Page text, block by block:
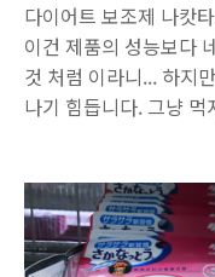
다이어트 보조제 나캇
이건 제품의 성능보다
것 처럼 이라니... 하지
나기 힘듭니다. 그냥 먹